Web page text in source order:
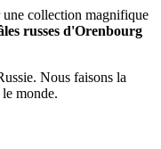
une collection magnifique
russes d'Orenbourg
Nous faisons la
monde.